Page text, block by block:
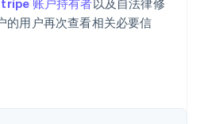
用户再次查看相关必要信